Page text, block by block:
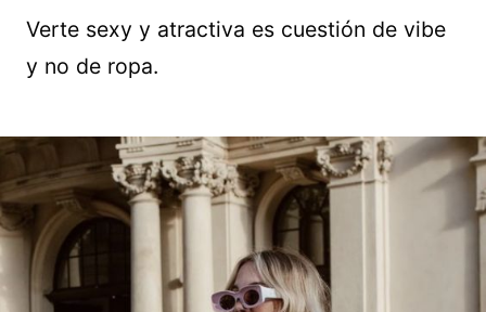
Verte sexy y atractiva es cuestión de vibe
y no de ropa.